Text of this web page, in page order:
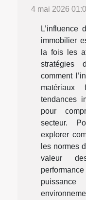
4 mai 2026
L’influence
immobilier
la fois les
stratégies
comment
matériaux
tendances
pour
secteur.
explorer
les normes
valeur